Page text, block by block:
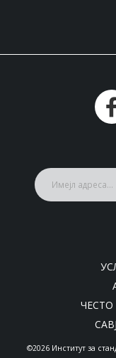
©2026 Институт за